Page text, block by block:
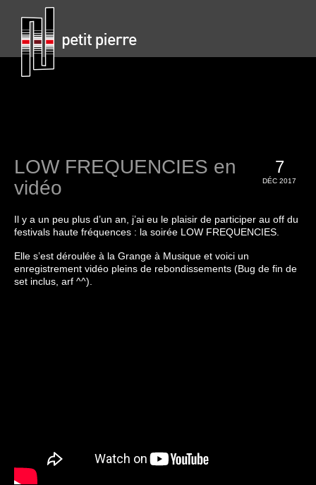
7
DÉC 2017
LOW FREQUENCIES en
vidéo
Il y a un peu plus d’un an, j’ai eu le plaisir de participer au off du
festivals haute fréquences : la soirée LOW FREQUENCIES.
Elle s’est déroulée à la Grange à Musique et voici un
enregistrement vidéo pleins de rebondissements (Bug de fin de
set inclus, arf ^^).